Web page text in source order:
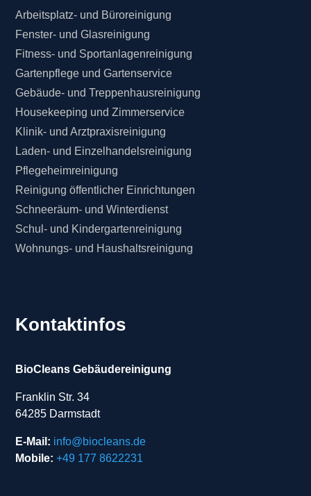
Arbeitsplatz- und Büroreinigung
Fenster- und Glasreinigung
Fitness- und Sportanlagenreinigung
Gartenpflege und Gartenservice
Gebäude- und Treppenhausreinigung
Housekeeping und Zimmerservice
Klinik- und Arztpraxisreinigung
Laden- und Einzelhandelsreinigung
Pflegeheimreinigung
Reinigung öffentlicher Einrichtungen
Schneeräum- und Winterdienst
Schul- und Kindergartenreinigung
Wohnungs- und Haushaltsreinigung
Kontaktinfos
BioCleans Gebäudereinigung
Franklin Str. 34
64285 Darmstadt
E-Mail: info@biocleans.de
Mobile: +49 177 8622231